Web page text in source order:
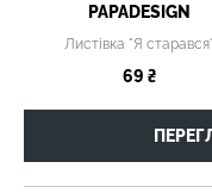
PAPADESIGN
Листівка "Я старався"
69 ₴